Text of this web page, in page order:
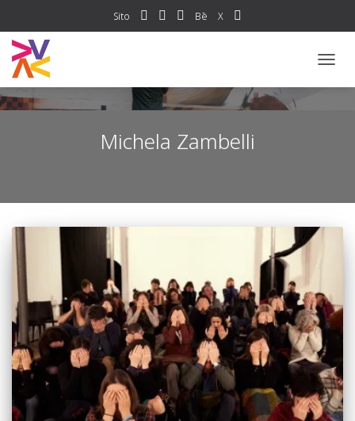
Sito Bē X
Michela Zambelli